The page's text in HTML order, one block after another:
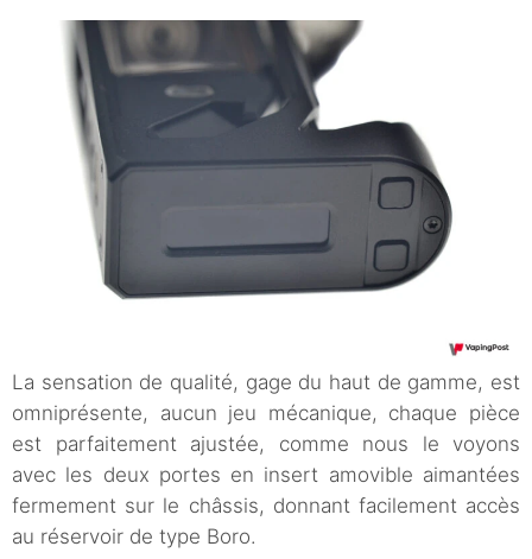
La sensation de qualité, gage du haut de gamme, est
omniprésente, aucun jeu mécanique, chaque pièce
est parfaitement ajustée, comme nous le voyons
avec les deux portes en insert amovible aimantées
fermement sur le châssis, donnant facilement accès
au réservoir de type Boro.